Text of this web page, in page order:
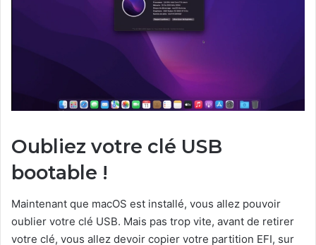
Oubliez votre clé USB
bootable !
Maintenant que macOS est installé, vous allez pouvoir
oublier votre clé USB. Mais pas trop vite, avant de retirer
votre clé, vous allez devoir copier votre partition EFI, sur